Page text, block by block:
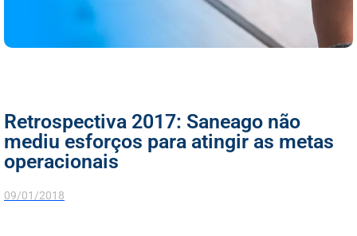
Retrospectiva 2017: Saneago não
mediu esforços para atingir as metas
operacionais
09/01/2018